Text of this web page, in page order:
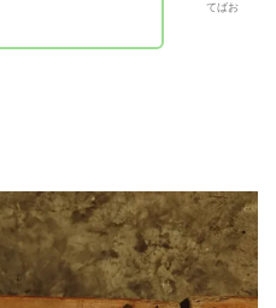
てばお